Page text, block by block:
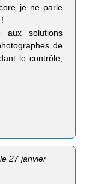
je ne parle
aux solutions
de
le contrôle,
, le 27 janvier